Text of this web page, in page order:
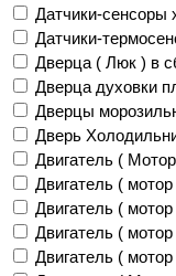
Датчики-сенсоры
Датчики-
Дверца ( Люк ) в
Дверца духовки
Дверцы
Дверь
Двигатель (
Двигатель (
Двигатель (
Двигатель (
Двигатель (